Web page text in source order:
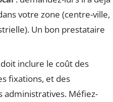
votre zone (centre-ville,
Un bon prestataire
inclure le coût des
fixations, et des
administratives. Méfiez-